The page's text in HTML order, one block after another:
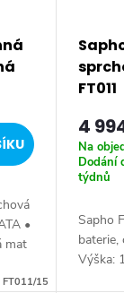
•
mat
FT011/15
FT011
4
Na
Dodání
týdnů
Sapho
baterie,
Výška: